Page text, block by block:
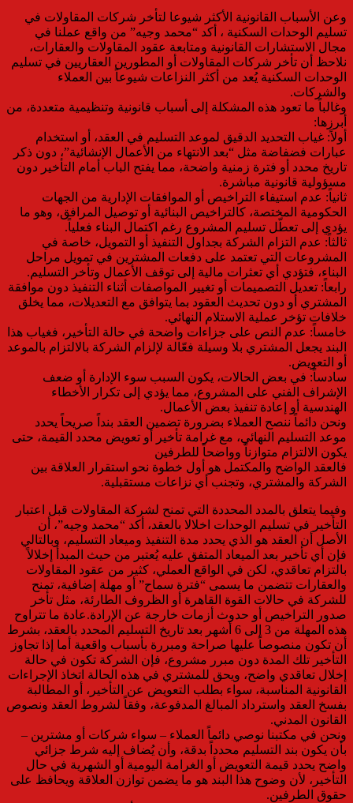
وعن الأسباب القانونية الأكثر شيوعا لتأخر شركات المقاولات في
تسليم الوحدات السكنية ، أكد “محمد وجيه” من واقع عملنا في
مجال الاستشارات القانونية ومتابعة عقود المقاولات والعقارات،
نلاحظ أن تأخر شركات المقاولات أو المطورين العقاريين في تسليم
الوحدات السكنية يُعد من أكثر النزاعات شيوعاً بين العملاء
والشركات.
وغالباً ما تعود هذه المشكلة إلى أسباب قانونية وتنظيمية متعددة، من
أبرزها:
أولاً: غياب التحديد الدقيق لموعد التسليم في العقد، أو استخدام
عبارات فضفاضة مثل “بعد الانتهاء من الأعمال الإنشائية”، دون ذكر
تاريخ محدد أو فترة زمنية واضحة، مما يفتح الباب أمام التأخير دون
مسؤولية قانونية مباشرة.
ثانياً: عدم استيفاء التراخيص أو الموافقات الإدارية من الجهات
الحكومية المختصة، كالتراخيص البنائية أو توصيل المرافق، وهو ما
يؤدي إلى تعطّل تسليم المشروع رغم اكتمال البناء فعلياً.
ثالثاً: عدم التزام الشركة بجداول التنفيذ أو التمويل، خاصة في
المشروعات التي تعتمد على دفعات المشترين في تمويل مراحل
البناء، فتؤدي أي تعثرات مالية إلى توقف الأعمال وتأخر التسليم.
رابعاً: تعديل التصميمات أو تغيير المواصفات أثناء التنفيذ دون موافقة
المشتري أو دون تحديث العقود بما يتوافق مع التعديلات، مما يخلق
خلافات تؤخر عملية الاستلام النهائي.
خامساً: عدم النص على جزاءات واضحة في حالة التأخير، فغياب هذا
البند يجعل المشتري بلا وسيلة فعّالة لإلزام الشركة بالالتزام بالموعد
أو التعويض.
سادساً: في بعض الحالات، يكون السبب سوء الإدارة أو ضعف
الإشراف الفني على المشروع، مما يؤدي إلى تكرار الأخطاء
الهندسية أو إعادة تنفيذ بعض الأعمال.
ونحن دائماً ننصح العملاء بضرورة تضمين العقد بنداً صريحاً يحدد
موعد التسليم النهائي، مع غرامة تأخير أو تعويض محدد القيمة، حتى
يكون الالتزام متوازناً وواضحاً للطرفين
فالعقد الواضح والمكتمل هو أول خطوة نحو استقرار العلاقة بين
الشركة والمشتري، وتجنب أي نزاعات مستقبلية.
وفيما يتعلق بالمدد المحددة التي تمنح لشركة المقاولات قبل اعتبار
التأخير في تسليم الوحدات اخلالا بالعقد، أكد “محمد وجيه”، أن
الأصل أن العقد هو الذي يحدد مدة التنفيذ وميعاد التسليم، وبالتالي
فإن أي تأخير بعد الميعاد المتفق عليه يُعتبر من حيث المبدأ إخلالاً
بالتزام تعاقدي، لكن في الواقع العملي، كثير من عقود المقاولات
والعقارات تتضمن ما يسمى “فترة سماح” أو مهلة إضافية، تمنح
للشركة في حالات القوة القاهرة أو الظروف الطارئة، مثل تأخر
صدور التراخيص أو حدوث أزمات خارجة عن الإرادة.عادة ما تتراوح
هذه المهلة من 3 إلى 6 أشهر بعد تاريخ التسليم المحدد بالعقد، بشرط
أن تكون منصوصاً عليها صراحة ومبررة بأسباب واقعية أما إذا تجاوز
التأخير تلك المدة دون مبرر مشروع، فإن الشركة تكون في حالة
إخلال تعاقدي واضح، ويحق للمشتري في هذه الحالة اتخاذ الإجراءات
القانونية المناسبة، سواء بطلب التعويض عن التأخير، أو المطالبة
بفسخ العقد واسترداد المبالغ المدفوعة، وفقاً لشروط العقد ونصوص
القانون المدني.
ونحن في مكتبنا نوصي دائماً العملاء – سواء شركات أو مشترين –
بأن يكون بند التسليم محدداً بدقة، وأن يُضاف إليه شرط جزائي
واضح يحدد قيمة التعويض أو الغرامة اليومية أو الشهرية في حال
التأخير، لأن وضوح هذا البند هو ما يضمن توازن العلاقة ويحافظ على
حقوق الطرفين.